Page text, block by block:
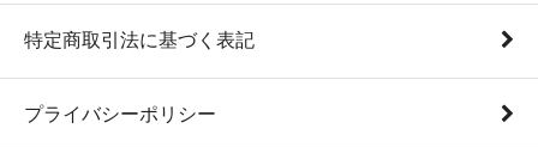
特定商取引法に基づく表記
プライバシーポリシー